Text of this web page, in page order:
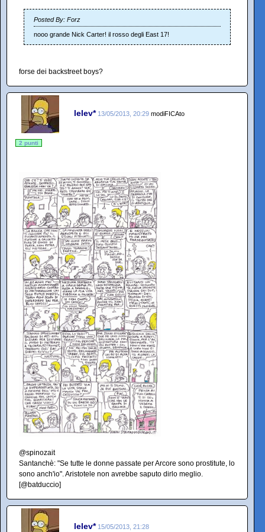
Posted By: Forz
nooo grande Nick Carter! il rosso degli East 17!
forse dei backstreet boys?
lelev* 13/05/2013, 20:29 modiFICAto
2 punti
@spinozait
Santanchè: "Se tutte le donne passate per Arcore sono prostitute, lo
sono anch'io". Aristotele non avrebbe saputo dirlo meglio.
[@batduccio]
lelev* 15/05/2013, 21:28